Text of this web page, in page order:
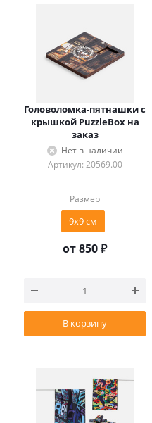
Головоломка-пятнашки с
крышкой PuzzleBox на
заказ
Нет в наличии
Артикул: 20569.00
Размер
9х9 см
от850 ₽
В корзину